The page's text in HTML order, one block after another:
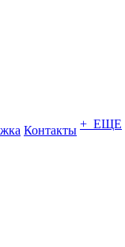
Контакты + ЕЩЕ